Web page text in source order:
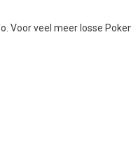
Voor veel meer losse